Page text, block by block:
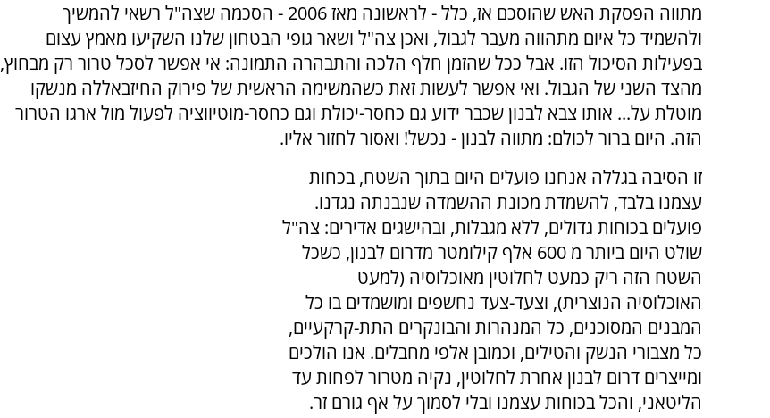
מתווה הפסקת האש שהוסכם אז, כלל - לראשונה מאז 2006 - הסכמה שצה"ל רשאי להמשיך
ולהשמיד כל איום מתהווה מעבר לגבול, ואכן צה"ל ושאר גופי הבטחון שלנו השקיעו מאמץ עצום
בפעילות הסיכול הזו. אבל ככל שהזמן חלף הלכה והתבהרה התמונה: אי אפשר לסכל טרור רק מבחוץ,
מהצד השני של הגבול. ואי אפשר לעשות זאת כשהמשימה הראשית של פירוק החיזבאללה מנשקו
מוטלת על... אותו צבא לבנון שכבר ידוע גם כחסר-יכולת וגם כחסר-מוטיווציה לפעול מול ארגו הטרור
הזה. היום ברור לכולם: מתווה לבנון - נכשל! ואסור לחזור אליו.
זו הסיבה בגללה אנחנו פועלים היום בתוך השטח, בכחות
עצמנו בלבד, להשמדת מכונת ההשמדה שנבנתה נגדנו.
פועלים בכוחות גדולים, ללא מגבלות, ובהישגים אדירים: צה"ל
שולט היום ביותר מ 600 אלף קילומטר מדרום לבנון, כשכל
השטח הזה ריק כמעט לחלוטין מאוכלוסיה (למעט
האוכלוסיה הנוצרית), וצעד-צעד נחשפים ומושמדים בו כל
המבנים המסוכנים, כל המנהרות והבונקרים התת-קרקעיים,
כל מצבורי הנשק והטילים, וכמובן אלפי מחבלים. אנו הולכים
ומייצרים דרום לבנון אחרת לחלוטין, נקיה מטרור לפחות עד
הליטאני, והכל בכוחות עצמנו ובלי לסמוך על אף גורם זר.